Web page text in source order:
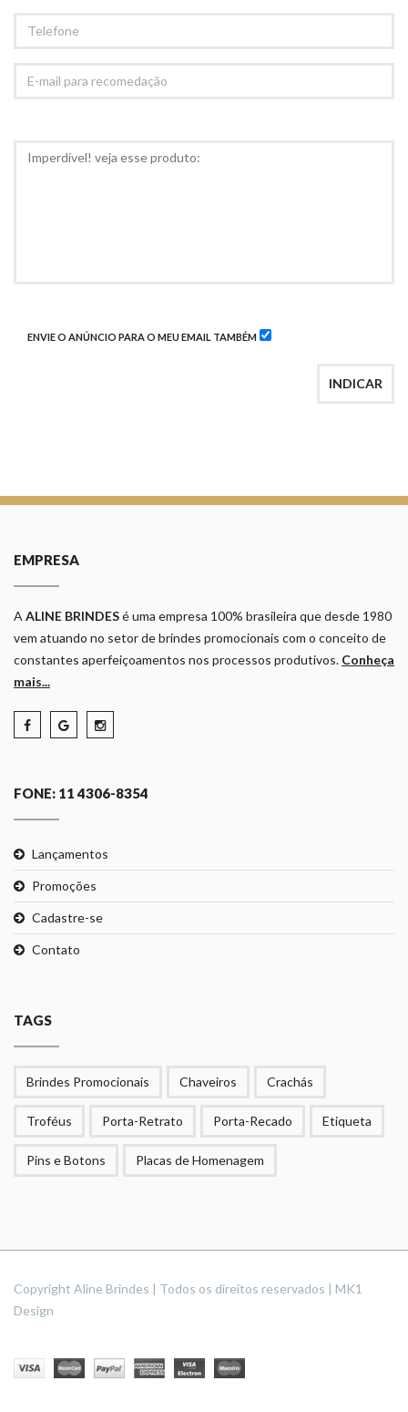
MAIL
ENVIE O ANÚNCIO PARA O MEU EMAIL TAMBÉM
INDICAR
EMPRESA
A ALINE BRINDESé uma empresa 100% brasileira que desde 1980
vem atuando no setor de brindes promocionais com o conceito de
constantes aperfeiçoamentos nos processos produtivos. Conheça
mais...
FONE: 11 4306-8354
Lançamentos
Promoções
Cadastre-se
Contato
TAGS
Brindes Promocionais Chaveiros Crachás
Troféus Porta-Retrato Porta-Recado Etiqueta
Pins e Botons Placas de Homenagem
Copyright Aline Brindes | Todos os direitos reservados | MK1
Design